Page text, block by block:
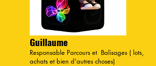
Guillaume
Responsable Parcours et Balisages ( lots,
achats et bien d'autres choses)